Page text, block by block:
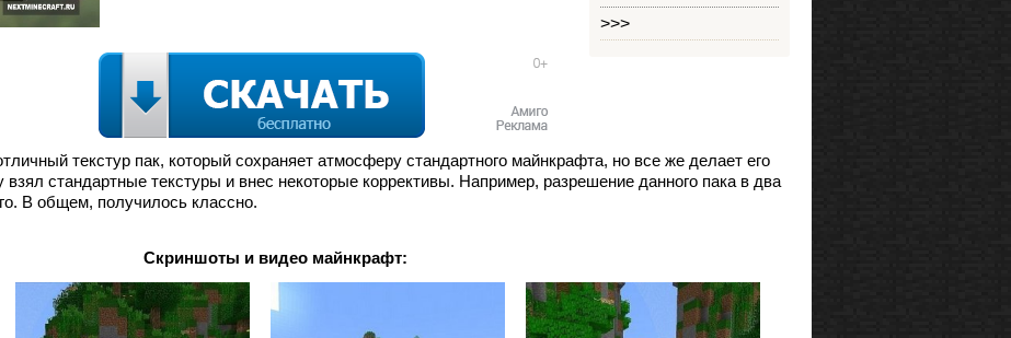
>>>
текстур пак, который сохраняет атмосферу стандартного майнкрафта, но все же делает его
стандартные текстуры и внес некоторые коррективы. Например, разрешение данного пака в два
В общем, получилось классно.
Скриншоты и видео майнкрафт: